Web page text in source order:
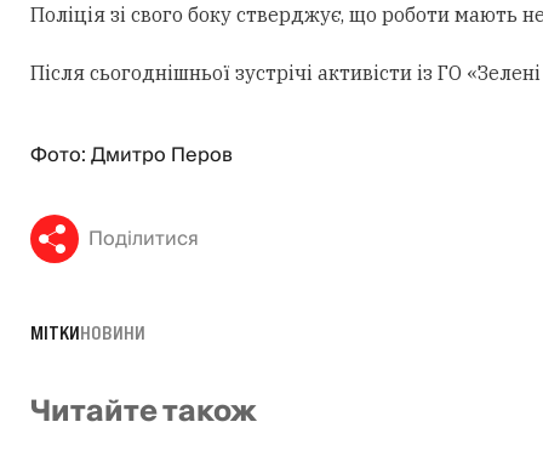
Поліція зі свого боку стверджує, що роботи мають
Після сьогоднішньої зустрічі активісти із ГО
Фото: Дмитро Перов
Поділитися
МІТКИНОВИНИ
Читайте також